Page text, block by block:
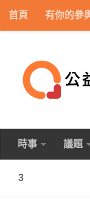
Skip to content
首頁 有你的參
時事 議題
3